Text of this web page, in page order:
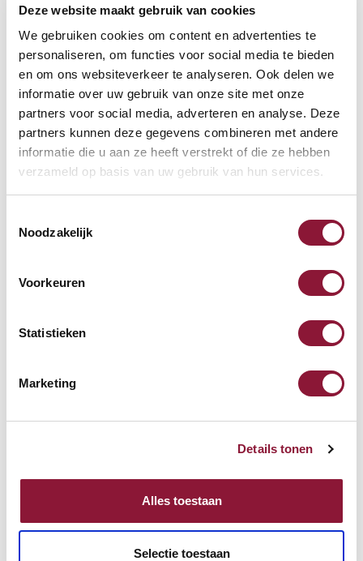
Deze website maakt gebruik van cookies
We gebruiken cookies om content en advertenties te
personaliseren, om functies voor social media te bieden
en om ons websiteverkeer te analyseren. Ook delen we
informatie over uw gebruik van onze site met onze
partners voor social media, adverteren en analyse. Deze
partners kunnen deze gegevens combineren met andere
informatie die u aan ze heeft verstrekt of die ze hebben
verzameld op basis van uw gebruik van hun services.
Noodzakelijk
Voorkeuren
Statistieken
Marketing
Details tonen
Alles toestaan
Selectie toestaan
Häufig zusammen gekauft mit
S-board 840 Design
kabelgebundene Mini-
Tastatur US silber
68,71
Inkl. MwSt.
Mauspad mit Gelfüllung
schwarz
19,04
Inkl. MwSt.